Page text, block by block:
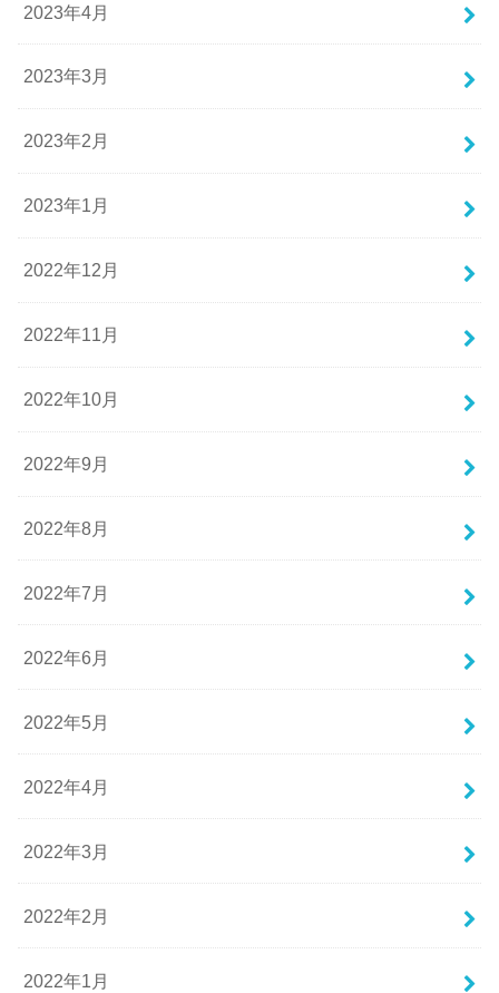
2023年4月
2023年3月
2023年2月
2023年1月
2022年12月
2022年11月
2022年10月
2022年9月
2022年8月
2022年7月
2022年6月
2022年5月
2022年4月
2022年3月
2022年2月
2022年1月